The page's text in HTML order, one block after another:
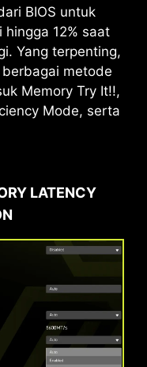
BIOS untuk
12% saat
Yang terpenting,
metode
Memory Try It!!,
Mode, serta
LATENCY